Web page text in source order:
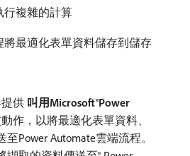
行複雜的計算
將最適化表單資料儲存到儲存
供​ 叫用Microsoft®Power
作，以將最適化表單資料、
Power Automate雲端流程。